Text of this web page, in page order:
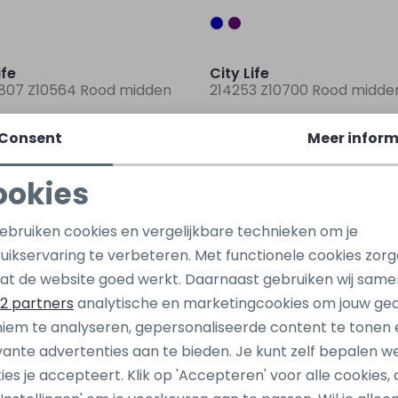
Z10564 Rood midden
City Life
214253 Z10700 Rood
Sale
Z10431 Bruin taupe
LT-65931 Z10431 Grijs licht
10,00 14,99
Sale
Z10703 Blauw midden
17,99
City Life
214256 Z10703 Blauw
12,00
cookies
cookies Marketing cookies
Meer
cookies en vergelijkbare technieken om je
te verbeteren. Met functionele cookies
de website goed werkt. Daarnaast gebruiken wij
2 partners analytische en marketingcookies om jouw
te analyseren, gepersonaliseerde content te tonen
advertenties aan te bieden. Je kunt zelf bepalen
je accepteert. Klik op 'Accepteren' voor alle cookies,